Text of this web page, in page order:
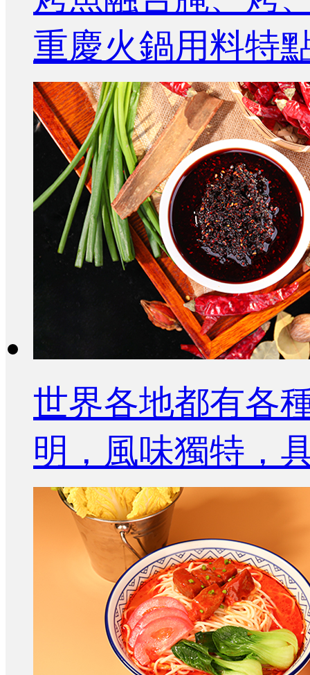
重慶火鍋用料特
世界各地都有各
明，風味獨特，